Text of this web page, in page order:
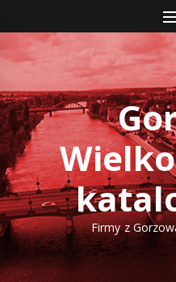
to
content
Firmy z